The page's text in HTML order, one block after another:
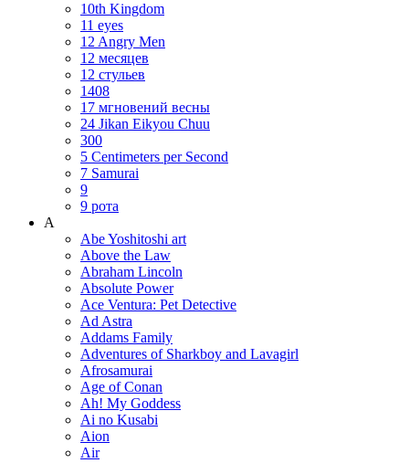
10th Kingdom
11 eyes
12 Angry Men
12 месяцев
12 стульев
1408
17 мгновений весны
24 Jikan Eikyou Chuu
300
5 Centimeters per Second
7 Samurai
9
9 рота
A
Abe Yoshitoshi art
Above the Law
Abraham Lincoln
Absolute Power
Ace Ventura: Pet Detective
Ad Astra
Addams Family
Adventures of Sharkboy and Lavagirl
Afrosamurai
Age of Conan
Ah! My Goddess
Ai no Kusabi
Aion
Air